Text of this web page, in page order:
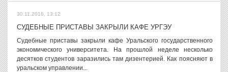
30.11.2016, 13:12
СУДЕБНЫЕ ПРИСТАВЫ ЗАКРЫЛИ КАФЕ УРГЭУ
Судебные приставы закрыли кафе Уральского государственного
экономического университета. На прошлой неделе несколько
десятков студентов заразились там дизентерией. Как поясняют в
уральском управлении...